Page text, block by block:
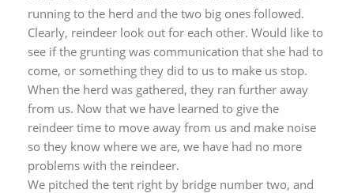
running to the herd and the two big ones followed.
Clearly, reindeer look out for each other. Would like to
see if the grunting was communication that she had to
come, or something they did to us to make us stop.
When the herd was gathered, they ran further away
from us. Now that we have learned to give the
reindeer time to move away from us and make noise
so they know where we are, we have had no more
problems with the reindeer.
We pitched the tent right by bridge number two, and